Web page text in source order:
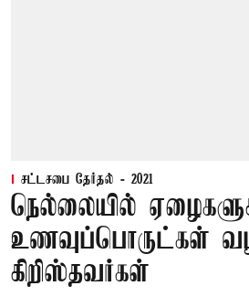
சட்டசபை தேர்தல் - 2021
நெல்லையில்
உணவுப்பொருட்கள்
கிறிஸ்தவர்கள்